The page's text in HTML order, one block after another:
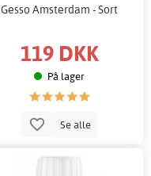
Gesso Amsterdam - Sort
119 DKK
På lager
Se alle